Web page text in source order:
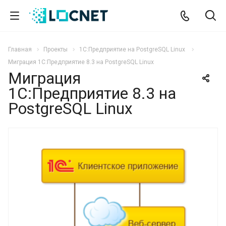
Главная Проекты
1С:Предприятие на PostgreSQL Linux
Миграция 1С:Предприятие 8.3 на PostgreSQL Linux
Миграция
1С:Предприятие 8.3 на
PostgreSQL Linux